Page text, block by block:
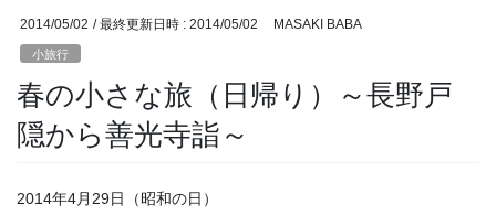
2014/05/02 / 最終更新日時 : 2014/05/02 MASAKI BABA
小旅行
春の小さな旅（日帰り）～長野戸
隠から善光寺詣～
2014年4月29日（昭和の日）